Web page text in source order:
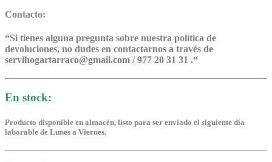
Contacto:
“Si tienes alguna pregunta sobre nuestra política de
devoluciones, no dudes en contactarnos a través de
servihogartarraco@gmail.com / 977 20 31 31 .“
En stock:
Producto disponible en almacén, listo para ser enviado el siguiente día
laborable de Lunes a Viernes.